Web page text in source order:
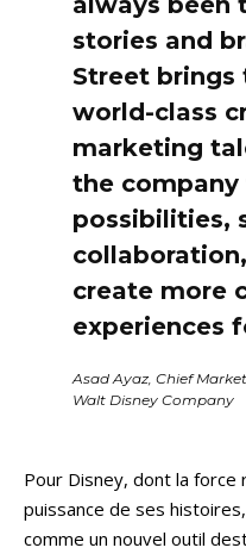
stories and
Street brings
world-class
marketing
the
possibilities,
create more
experiences
Asad Ayaz, Chief
Walt Disney Company
Pour Disney, dont la
puissance de ses
comme un nouvel outil